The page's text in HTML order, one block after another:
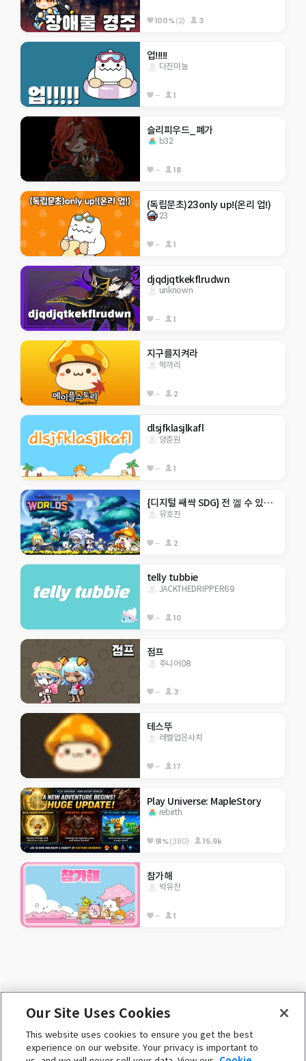
100%(2) 3
업!!!!!
다진마늘
-- 1
슬리피우드_폐가
b32
-- 18
(독립문초)23only up!(온리 업!)
23
-- 1
djqdjqtkekflrudwn
unknown
-- 1
지구를지켜라
딱까리
-- 2
dlsjfklasjlkafl
양준원
-- 1
{디지털 쌔싹 SDG} 전 껠 수 있어요!
유호진
-- 2
telly tubbie
JACKTHEDRIPPER69
-- 10
점프
주니어08
-- 3
테스뚜
레벨업은사치
-- 17
Play Universe: MapleStory
rebirth
91%(380) 15.9k
참가해
박유찬
-- 1
ⓒ Nexon Korea Corp. & Toben Studio Inc.
Our Site Uses Cookies
This website uses cookies to ensure you get the best
experience on our website. Your privacy is important to